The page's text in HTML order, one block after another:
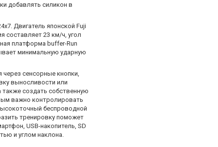
добавлять силикон в
Двигатель японской Fuji
составляет 23 км/ч, угол
платформа buffer-Run
минимальную ударную
сенсорные кнопки,
выносливости или
создать собственную
важно контролировать
беспроводной
тренировку поможет
USB-накопитель, SD
и углом наклона.